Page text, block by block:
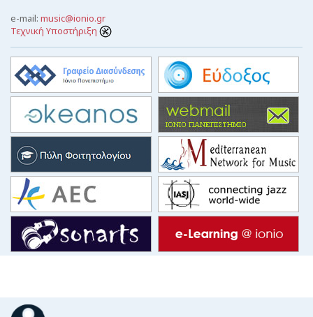
e-mail: music@ionio.gr
Τεχνική Υποστήριξη